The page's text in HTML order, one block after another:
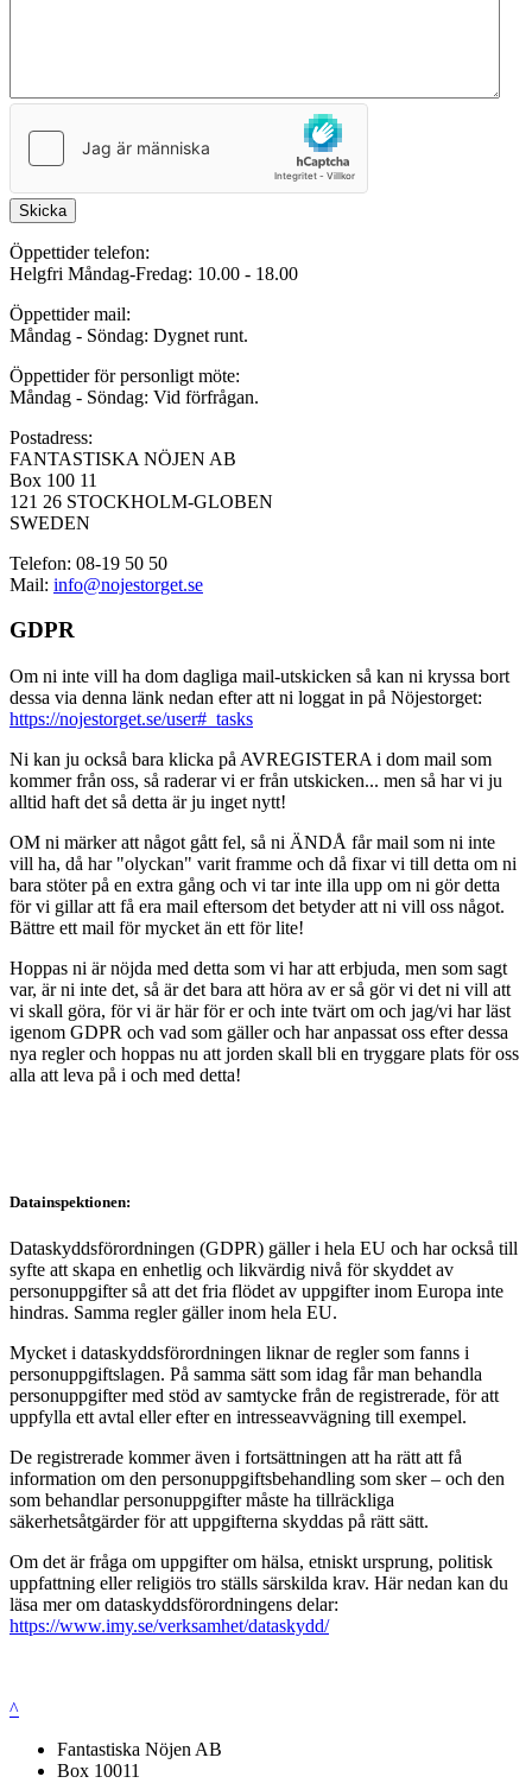
Skicka
Öppettider telefon:
Helgfri Måndag-Fredag: 10.00 - 18.00
Öppettider mail:
Måndag - Söndag: Dygnet runt.
Öppettider för personligt möte:
Måndag - Söndag: Vid förfrågan.
Postadress:
FANTASTISKA NÖJEN AB
Box 100 11
121 26 STOCKHOLM-GLOBEN
SWEDEN
Telefon: 08-19 50 50
Mail: info@nojestorget.se
GDPR
Om ni inte vill ha dom dagliga mail-utskicken så kan ni kryssa bort
dessa via denna länk nedan efter att ni loggat in på Nöjestorget:
https://nojestorget.se/user#_tasks
Ni kan ju också bara klicka på AVREGISTERA i dom mail som
kommer från oss, så raderar vi er från utskicken... men så har vi ju
alltid haft det så detta är ju inget nytt!
OM ni märker att något gått fel, så ni ÄNDÅ får mail som ni inte
vill ha, då har "olyckan" varit framme och då fixar vi till detta om ni
bara stöter på en extra gång och vi tar inte illa upp om ni gör detta
för vi gillar att få era mail eftersom det betyder att ni vill oss något.
Bättre ett mail för mycket än ett för lite!
Hoppas ni är nöjda med detta som vi har att erbjuda, men som sagt
var, är ni inte det, så är det bara att höra av er så gör vi det ni vill att
vi skall göra, för vi är här för er och inte tvärt om och jag/vi har läst
igenom GDPR och vad som gäller och har anpassat oss efter dessa
nya regler och hoppas nu att jorden skall bli en tryggare plats för oss
alla att leva på i och med detta!
Datainspektionen:
Dataskyddsförordningen (GDPR) gäller i hela EU och har också till
syfte att skapa en enhetlig och likvärdig nivå för skyddet av
personuppgifter så att det fria flödet av uppgifter inom Europa inte
hindras. Samma regler gäller inom hela EU.
Mycket i dataskyddsförordningen liknar de regler som fanns i
personuppgiftslagen. På samma sätt som idag får man behandla
personuppgifter med stöd av samtycke från de registrerade, för att
uppfylla ett avtal eller efter en intresseavvägning till exempel.
De registrerade kommer även i fortsättningen att ha rätt att få
information om den personuppgiftsbehandling som sker – och den
som behandlar personuppgifter måste ha tillräckliga
säkerhetsåtgärder för att uppgifterna skyddas på rätt sätt.
Om det är fråga om uppgifter om hälsa, etniskt ursprung, politisk
uppfattning eller religiös tro ställs särskilda krav. Här nedan kan du
läsa mer om dataskyddsförordningens delar:
https://www.imy.se/verksamhet/dataskydd/
^
Fantastiska Nöjen AB
Box 10011